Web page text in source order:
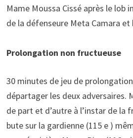
Mame Moussa Cissé après le lob
de la défenseure Meta Camara
Prolongation non fructueuse
30 minutes de jeu de
départager les deux adversaires.
de part et d’autre à l’instar de la
bute sur la gardienne (115 e )